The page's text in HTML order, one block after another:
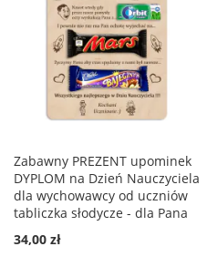
Zabawny PREZENT upominek
DYPLOM na Dzień Nauczyciela
dla wychowawcy od uczniów
tabliczka słodycze - dla Pana
34,00 zł